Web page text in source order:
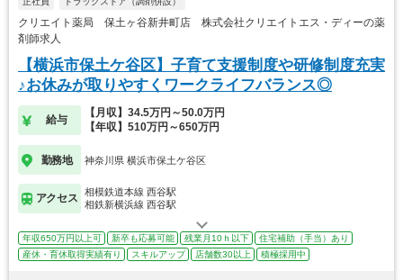
クリエイト薬局 保土ヶ谷新井町店 株式会社クリエイトエス・ディーの薬
剤師求人
【横浜市保土ケ谷区】子育て支援制度や研修制度充実
♪お休みが取りやすくワークライフバランス◎
給与
【月収】34.5万円～50.0万円
【年収】510万円～650万円
勤務地 神奈川県 横浜市保土ケ谷区
アクセス
相模鉄道本線 西谷駅
相鉄新横浜線 西谷駅
年収650万円以上可 新卒も応募可能 残業月10ｈ以下
住宅補助（手当）あり
産休・育休取得実績有り
スキルアップ 店舗数30以上 積極採用中